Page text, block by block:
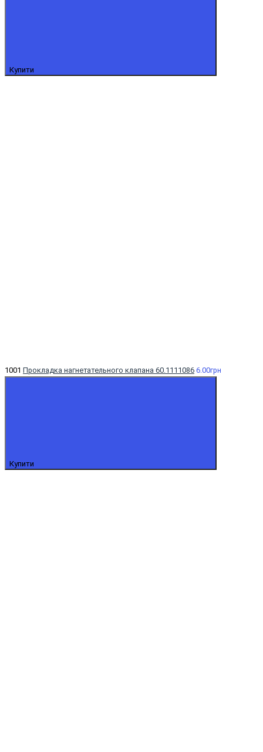
Купити
1001 Прокладка нагнетательного клапана 60.1111086 6.00грн
Купити